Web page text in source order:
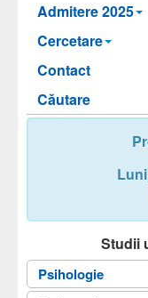
Admitere 2025
Cercetare
Contact
Căutare
Studii
Psihologie